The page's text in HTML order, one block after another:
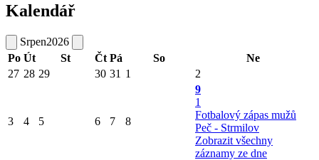
Kalendář
Srpen2026
Po Út St Čt Pá So
Ne
27 28 29 30 31 1 2
3 4 5 6 7 8
9
1
Fotbalový zápas mužů
Peč - Strmilov
Zobrazit všechny
záznamy ze dne